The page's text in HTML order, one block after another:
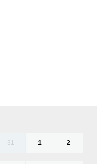
31 1 2